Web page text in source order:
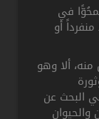
في
أو
ألا وهو
البحث عن
والحيوان